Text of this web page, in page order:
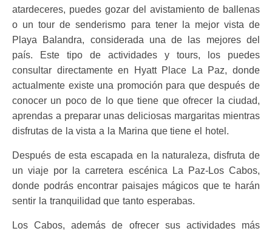
atardeceres, puedes gozar del avistamiento de ballenas
o un tour de senderismo para tener la mejor vista de
Playa Balandra, considerada una de las mejores del
país. Este tipo de actividades y tours, los puedes
consultar directamente en Hyatt Place La Paz, donde
actualmente existe una promoción para que después de
conocer un poco de lo que tiene que ofrecer la ciudad,
aprendas a preparar unas deliciosas margaritas mientras
disfrutas de la vista a la Marina que tiene el hotel.
Después de esta escapada en la naturaleza, disfruta de
un viaje por la carretera escénica La Paz-Los Cabos,
donde podrás encontrar paisajes mágicos que te harán
sentir la tranquilidad que tanto esperabas.
Los Cabos, además de ofrecer sus actividades más